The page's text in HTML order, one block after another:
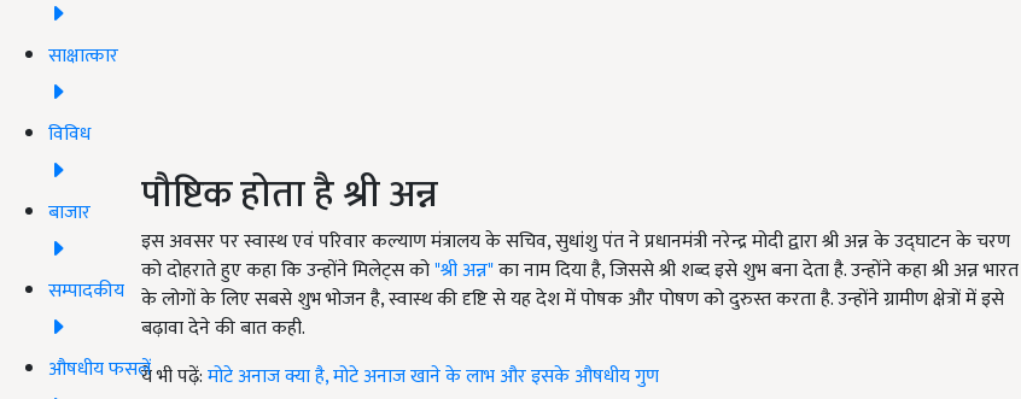
साक्षात्कार
विविध
बाजार
सम्पादकीय
औषधीय फसलें
पौष्टिक होता है श्री अन्न
इस अवसर पर स्वास्थ एवं परिवार कल्याण मंत्रालय के सचिव, सुधांशु पंत ने प्रधानमंत्री नरेन्द्र मोदी द्वारा श्री अन्न के उद्घाटन के चरण
को दोहराते हुए कहा कि उन्होंने मिलेट्स को"श्री अन्न"का नाम दिया है, जिससे श्री शब्द इसे शुभ बना देता है. उन्होंने कहा श्री अन्न भारत
के लोगों के लिए सबसे शुभ भोजन है, स्वास्थ की दृष्टि से यह देश में पोषक और पोषण को दुरुस्त करता है. उन्होंने ग्रामीण क्षेत्रों में इसे
बढ़ावा देने की बात कही.
ये भी पढ़ें:मोटे अनाज क्या है, मोटे अनाज खाने के लाभ और इसके औषधीय गुण